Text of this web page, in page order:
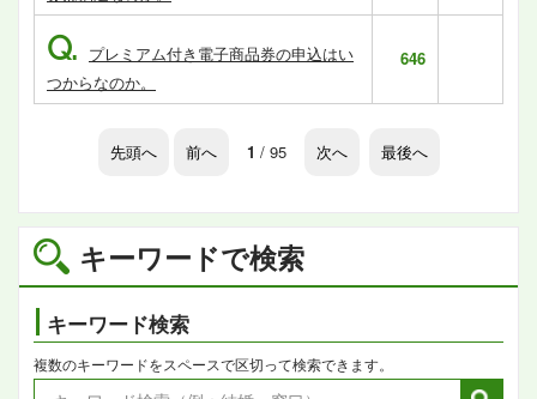
キーワードで検索
キーワード検索
複数のキーワードをスペースで区切って検索できます。
Q. プレミアム付き電子商品券の申込はい
つからなのか。
646
先頭へ 前へ 1 / 95 次へ 最後へ